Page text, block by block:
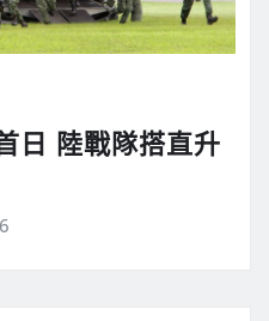
日 陸戰隊搭直升